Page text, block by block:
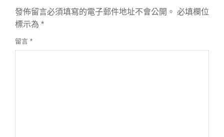
發佈留言必須填寫的電子郵件地址不會公開。 必填欄位
標示為 *
留言 *